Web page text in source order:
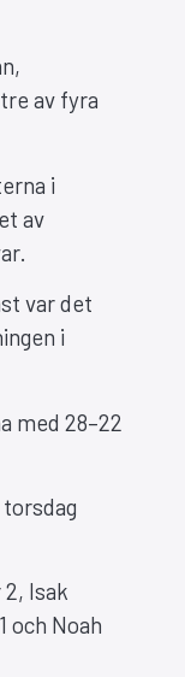
av fyra
i
av
var det
i
med 28–22
Isak
och Noah